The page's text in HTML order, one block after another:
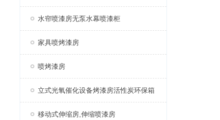
水帘喷漆房无泵水幕喷漆柜
家具喷烤漆房
喷烤漆房
立式光氧催化设备烤漆房活性炭环保箱
移动式伸缩房,伸缩喷漆房